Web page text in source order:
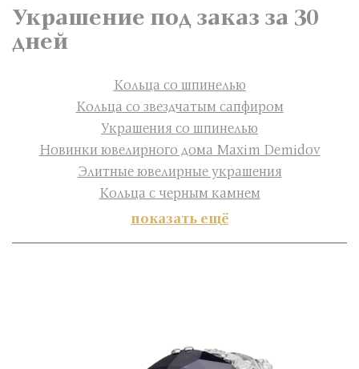
Украшение под заказ за 30
дней
Кольца со шпинелью
Кольца со звездчатым сапфиром
Украшения со шпинелью
Новинки ювелирного дома Maxim Demidov
Элитные ювелирные украшения
Кольца с черным камнем
показать ещё